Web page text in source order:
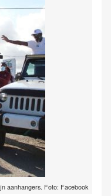
aanhangers. Foto: Facebook